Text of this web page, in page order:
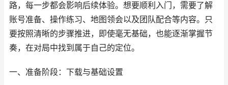
路，每一步都会影响后续体验。想要顺利入门，需要了解
账号准备、操作练习、地图领会以及团队配合等内容。只
要按照清晰的步骤推进，即使毫无基础，也能逐渐掌握节
奏，在对局中找到属于自己的定位。
一、准备阶段：下载与基础设置